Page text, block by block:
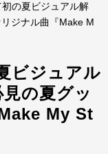
初の夏ビジュアル解
ジナル曲『Make M
ビジュアル
の夏グッ
My St